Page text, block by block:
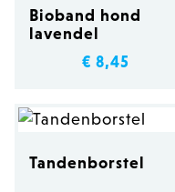
Bioband hond
lavendel
€ 8,45
Tandenborstel